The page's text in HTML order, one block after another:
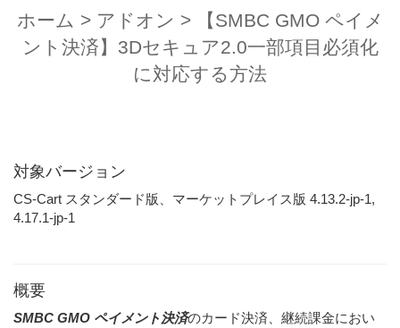
ホーム > アドオン >
【SMBC GMO ペイメ
ント決済】3Dセキュア2.0一部項目必須化
に対応する方法
対象バージョン
CS-Cart スタンダード版、マーケットプレイス版 4.13.2-jp-1,
4.17.1-jp-1
概要
SMBC GMO ペイメント決済のカード決済、継続課金におい